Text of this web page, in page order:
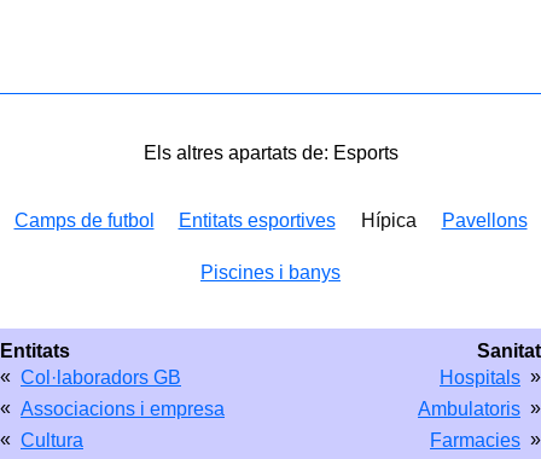
Els altres apartats de: Esports
Camps de futbol Entitats esportives Hípica Pavellons
Piscines i banys
Sanitat
Hospitals »
Ambulatoris »
Farmacies »
Entitats
« Col·laboradors GB
« Associacions i empresa
« Cultura